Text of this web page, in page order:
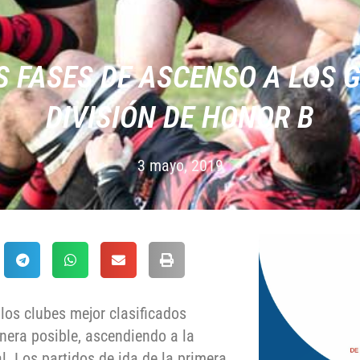
DE ASCENSO A LOS
DIVISIÓN DE HONOR B
3 mayo, 2019
clubes mejor clasificados
posible, ascendiendo a la